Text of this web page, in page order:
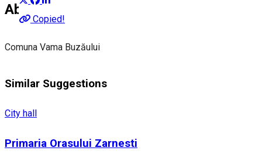
Copied!
About
Comuna Vama Buzăului
Similar Suggestions
City hall
Primaria Orasului Zarnesti